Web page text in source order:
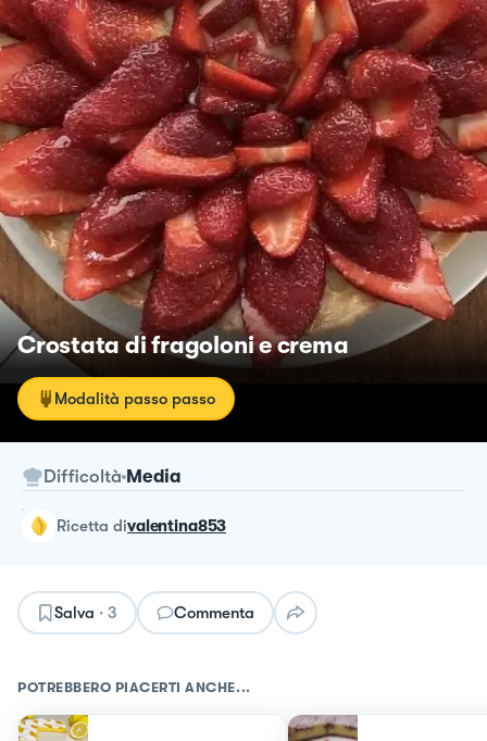
Crostata di fragoloni e crema
Modalità passo passo
Difficoltà Media
ricetta divalentina853
Salva · 3 Commenta
POTREBBERO PIACERTI ANCHE...